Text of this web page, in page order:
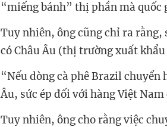
“miếng bánh” thị phần mà
Tuy nhiên, ông cũng chỉ ra
có Châu Âu (thị trường xuất
“Nếu dòng cà phê Brazil chuyển
Âu, sức ép đối với hàng Việt
Tuy nhiên, ông cho rằng việc